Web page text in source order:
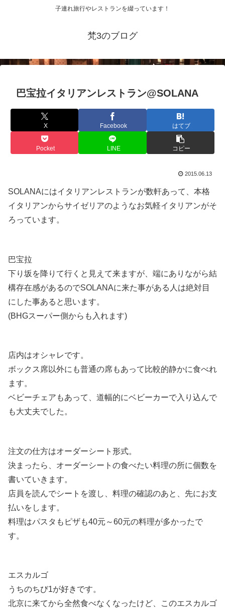
子連れ旅行やレストランを綴っています！
梵3のブログ
巴宝拉イタリアンレストラン@SOLANA
X Facebook はてブ
Pocket LINE コピー
2015.06.13
SOLANAにはイタリアンレストランが数軒あって、本格
イタリアンからサイゼリアのようなお気軽イタリアンがそ
ろっています。
巴宝拉
下り坂を降りて行くと見えて来ますが、端にありながら結
構存在感があるのでSOLANAに来た事がある人は絶対目
にした事あると思います。
(BHGスーパー側からも入れます)
店内はオシャレです。
ボックス席以外にも普通の席もあって比較的静かに食べれ
ます。
ベビーチェアもあって、道幅的にベビーカーで入り込んで
も大丈夫でした。
注文の仕方はオーダーシート形式。
決まったら、オーダーシートの食べたい料理の所に個数を
書いていきます。
店員を読んでシートを渡し、料理の確認のあと、先にお支
払いをします。
料理はパスタもピザも40元～60元の料理が多かったで
す。
エスカルゴ
うちのちび1が好きです。
北京に来てから全然食べなくなったけど、このエスカルゴ